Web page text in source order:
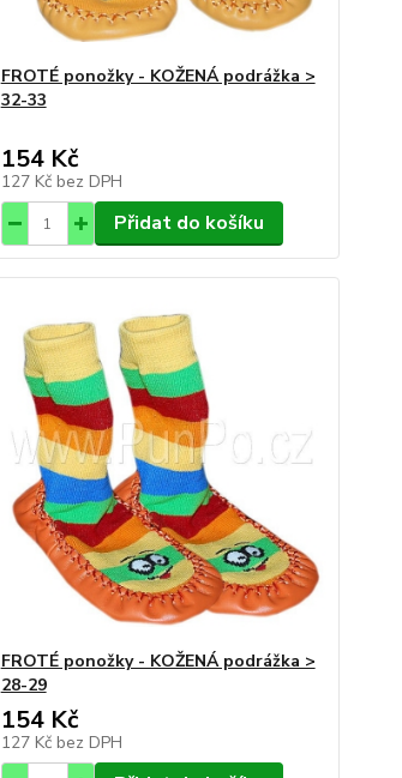
FROTÉ ponožky - KOŽENÁ podrážka >
32-33
154 Kč
127 Kč bez DPH
Přidat do košíku
FROTÉ ponožky - KOŽENÁ podrážka >
28-29
154 Kč
127 Kč bez DPH